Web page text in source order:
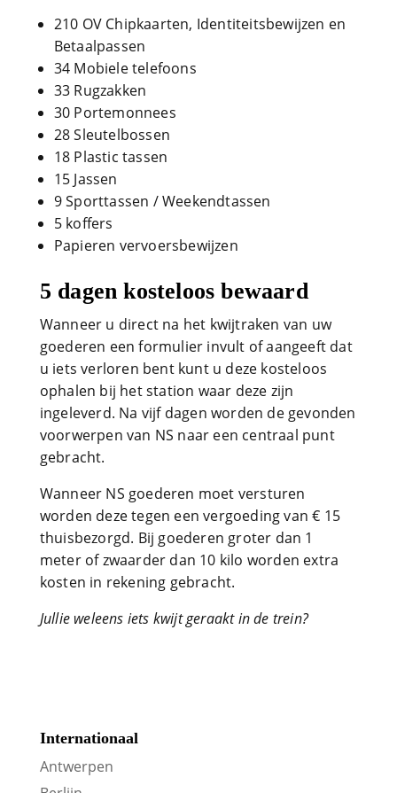
210 OV Chipkaarten, Identiteitsbewijzen en
Betaalpassen
34 Mobiele telefoons
33 Rugzakken
30 Portemonnees
28 Sleutelbossen
18 Plastic tassen
15 Jassen
9 Sporttassen / Weekendtassen
5 koffers
Papieren vervoersbewijzen
5 dagen kosteloos bewaard
Wanneer u direct na het kwijtraken van uw
goederen een formulier invult of aangeeft dat
u iets verloren bent kunt u deze kosteloos
ophalen bij het station waar deze zijn
ingeleverd. Na vijf dagen worden de gevonden
voorwerpen van NS naar een centraal punt
gebracht.
Wanneer NS goederen moet versturen
worden deze tegen een vergoeding van € 15
thuisbezorgd. Bij goederen groter dan 1
meter of zwaarder dan 10 kilo worden extra
kosten in rekening gebracht.
Jullie weleens iets kwijt geraakt in de trein?
Internationaal
Antwerpen